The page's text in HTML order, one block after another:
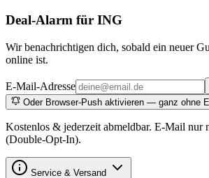
Deal-Alarm für ING
Wir benachrichtigen dich, sobald ein neuer
online ist.
E-Mail-Adresse
Oder Browser-Push aktivieren — ganz ohne
Kostenlos & jederzeit abmeldbar. E-Mail nur
(Double-Opt-In).
Service & Versand